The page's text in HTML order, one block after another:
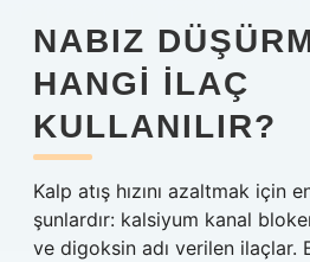
NABIZ
HANGI ILAÇ
KULLANILIR?
Kalp atış hızını azaltmak için
şunlardır: kalsiyum kanal
ve digoksin adı verilen ilaçlar.